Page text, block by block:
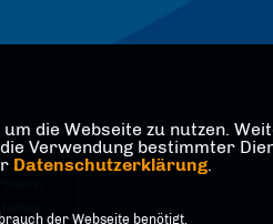
die Webseite zu nutzen.
Verwendung bestimmter
Datenschutzerklärung.
der Webseite benötigt.